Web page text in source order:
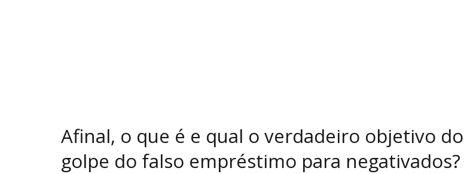
Afinal, o que é e qual o verdadeiro objetivo do
golpe do falso empréstimo para negativados?